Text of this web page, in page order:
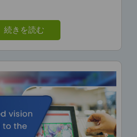
続きを読む